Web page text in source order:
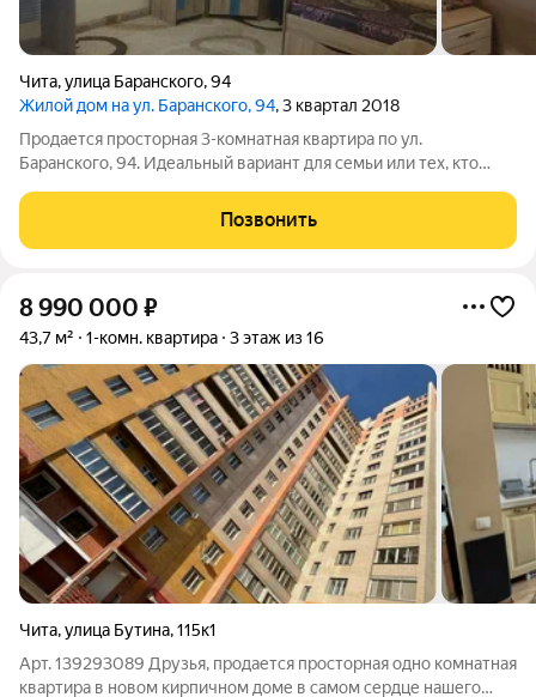
Чита,улица Баранского,94
Жилой дом на ул. Баранского, 94, 3 квартал 2018
Продается просторная 3-комнатная квартира по ул.
Баранского, 94. Идеальный вариант для семьи или тех, кто
трехкомнатная квартира общей площадью 99,6 кв. м на 14
Позвонить
8 990 000 ₽
43,7 м² 1-комн. квартира 3 этаж из 16
Чита,улица Бутина,115к1
Арт. 139293089 Друзья, продается просторная одно комнатная
квартира в новом кирпичном доме в самом сердце нашего